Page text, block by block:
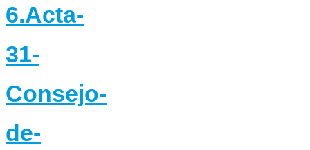
6.Acta-
31-
Consejo-
de-